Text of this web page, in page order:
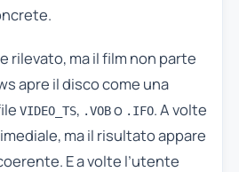
rilevato, ma il film non parte
apre il disco come una
VIDEO_TS, .VOBo .IFO. A volte
ma il risultato appare
E a volte l’utente